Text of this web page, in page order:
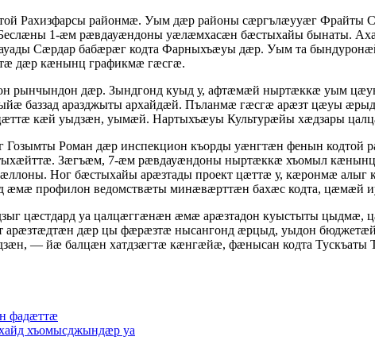
Рахизфарсы районмӕ. Уым дӕр районы сӕргълӕууӕг Фрайты
1-ӕм рӕвдауӕндоны уӕлӕмхасӕн бӕстыхайы бынаты.
Сӕрдар бабӕрӕг кодта Фарныхъӕуы дӕр. Уым та
дӕр кӕнынц графикмӕ гӕсгӕ.
рынчындон дӕр. Зындгонд куыд у, афтӕмӕй ныртӕккӕ уым
баззад аразджыты архайдӕй. Пъланмӕ гӕсгӕ арӕзт цӕуы
кӕй уыдзӕн, уымӕй. Нартыхъӕуы Культурӕйы хӕдзары
Роман дӕр инспекцион къорды уӕнгтӕн фенын кодтой
Зӕгъӕм, 7-ӕм рӕвдауӕндоны ныртӕккӕ хъомыл
Ног бӕстыхайы арӕзтады проект цӕттӕ у, кӕронмӕ
ӕмӕ профилон ведомствӕты минӕвӕрттӕн бахӕс кодта, цӕмӕй
цӕстдард уа цалцӕггӕнӕн ӕмӕ арӕзтадон куыстыты
дӕр цы фӕрӕзтӕ нысангонд ӕрцыд, уыдон
— йӕ балцӕн хатдзӕгтӕ кӕнгӕйӕ, фӕнысан кодта Тускъаты
фадӕттӕ
хъомысджындӕр уа